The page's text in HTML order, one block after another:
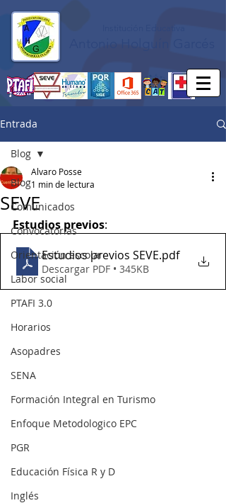
Entrada
Blog
Comunicados
Convocatorias
Orientación escolar
Labor social
PTAFI 3.0
Horarios
Asopadres
SENA
Formación Integral en Turismo
Enfoque Metodologico EPC
PGR
Educación Física R y D
Inglés
Blog
SEVE
Alvaro Posse
1 min de lectura
Estudios previos:
Estudios previos SEVE.pdf
Descargar PDF • 345KB